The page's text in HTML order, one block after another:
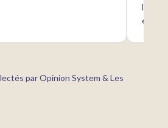
par Opinion System & Les